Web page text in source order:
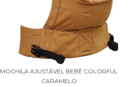
MOCHILA AJUSTÁVEL BEBÊ COLORFUL
CARAMELO